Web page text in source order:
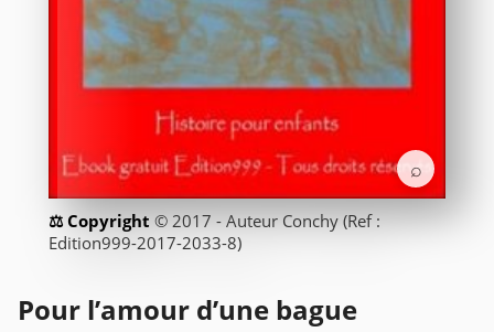
⌕
© 2017 - Auteur Conchy (Ref :
Edition999-2017-2033-8)
Pour l’amour d’une bague